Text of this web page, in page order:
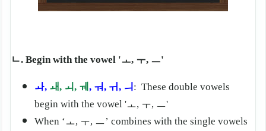
ㄴ. Begin with the vowel 'ㅗ, ㅜ, ㅡ'
ㅘ, ㅙ, ㅚ, ㅞ , ㅝ, ㅟ, ㅢ : These double vowels
begin with the vowel 'ㅗ, ㅜ, ㅡ'
When ‘ㅗ, ㅜ, ㅡ’ combines with the single vowels